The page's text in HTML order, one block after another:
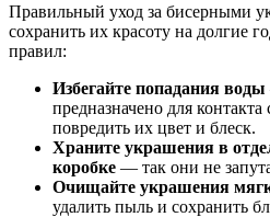
Правильный уход за бисерными
сохранить их красоту на долгие
правил:
Избегайте попадания воды
предназначено для
повредить их цвет и блеск.
Храните украшения в
коробке — так они не
Очищайте украшения
удалить пыль и сохранить